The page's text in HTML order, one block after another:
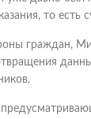
то
граждан,